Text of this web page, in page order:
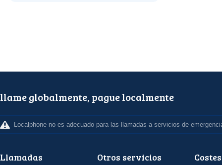
llame globalmente, pague localmente
Localphone no es adecuado para las llamadas a servicios de
Llamadas
Otros servicios Costes